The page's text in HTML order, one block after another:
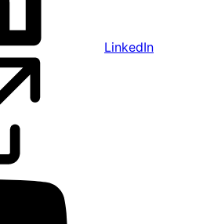
LinkedIn